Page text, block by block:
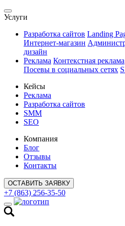
Услуги
Разработка сайтов Landing
Интернет-магазин
дизайн
Реклама Контекстная реклама
Посевы в социальных сетях
Кейсы
Реклама
Разработка сайтов
SMM
SEO
Компания
Блог
Отзывы
Контакты
ОСТАВИТЬ ЗАЯВКУ
+7 (863) 256-35-50